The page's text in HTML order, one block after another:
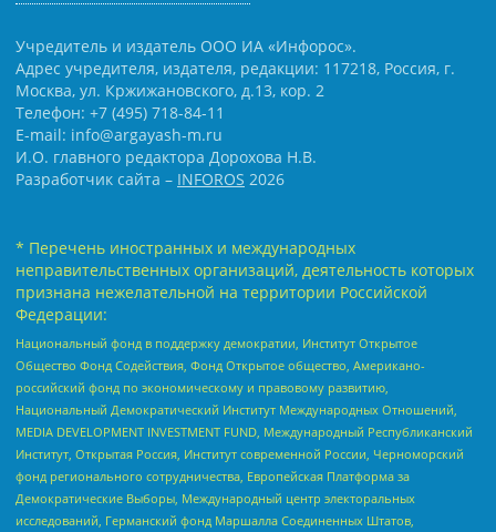
Учредитель и издатель ООО ИА «Инфорос».
Адрес учредителя, издателя, редакции: 117218, Россия, г.
Москва, ул. Кржижановского, д.13, кор. 2
Телефон: +7 (495) 718-84-11
E-mail: info@argayash-m.ru
И.О. главного редактора Дорохова Н.В.
Разработчик сайта – INFOROS 2026
* Перечень иностранных и международных
неправительственных организаций, деятельность которых
признана нежелательной на территории Российской
Федерации:
Национальный фонд в поддержку демократии, Институт Открытое
Общество Фонд Содействия, Фонд Открытое общество, Американо-
российский фонд по экономическому и правовому развитию,
Национальный Демократический Институт Международных Отношений,
MEDIA DEVELOPMENT INVESTMENT FUND, Международный Республиканский
Институт, Открытая Россия, Институт современной России, Черноморский
фонд регионального сотрудничества, Европейская Платформа за
Демократические Выборы, Международный центр электоральных
исследований, Германский фонд Маршалла Соединенных Штатов,